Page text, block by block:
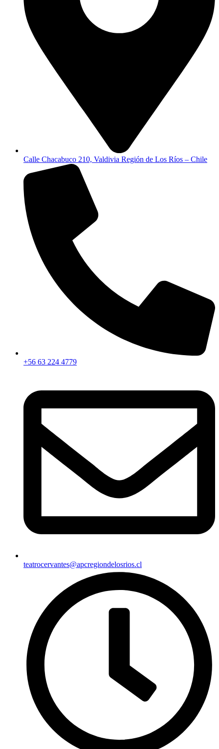
Calle Chacabuco 210, Valdivia Región de Los Ríos – Chile
+56 63 224 4779
teatrocervantes@apcregiondelosrios.cl